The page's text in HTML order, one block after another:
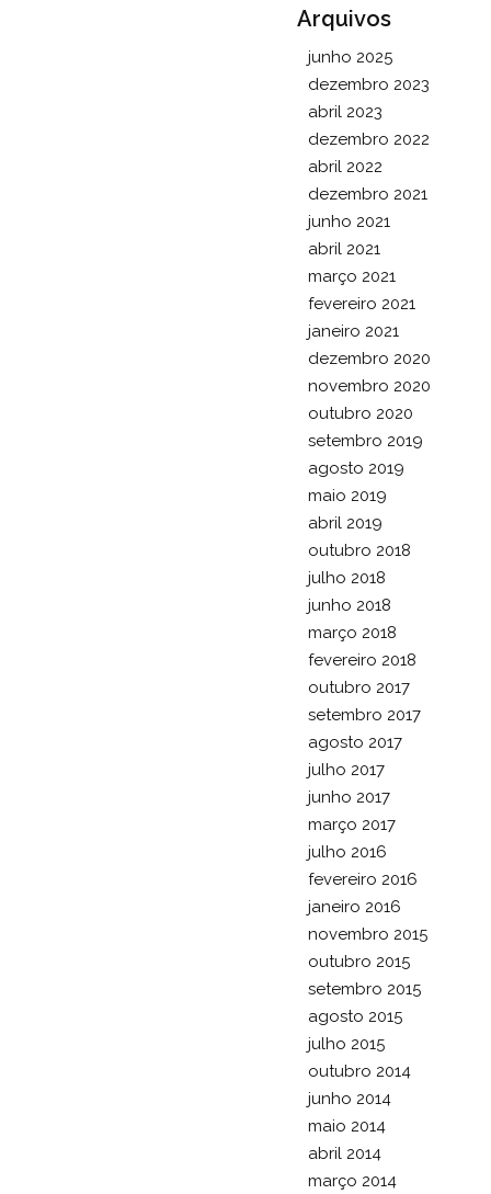
Arquivos
junho 2025
dezembro 2023
abril 2023
dezembro 2022
abril 2022
dezembro 2021
junho 2021
abril 2021
março 2021
fevereiro 2021
janeiro 2021
dezembro 2020
novembro 2020
outubro 2020
setembro 2019
agosto 2019
maio 2019
abril 2019
outubro 2018
julho 2018
junho 2018
março 2018
fevereiro 2018
outubro 2017
setembro 2017
agosto 2017
julho 2017
junho 2017
março 2017
julho 2016
fevereiro 2016
janeiro 2016
novembro 2015
outubro 2015
setembro 2015
agosto 2015
julho 2015
outubro 2014
junho 2014
maio 2014
abril 2014
março 2014